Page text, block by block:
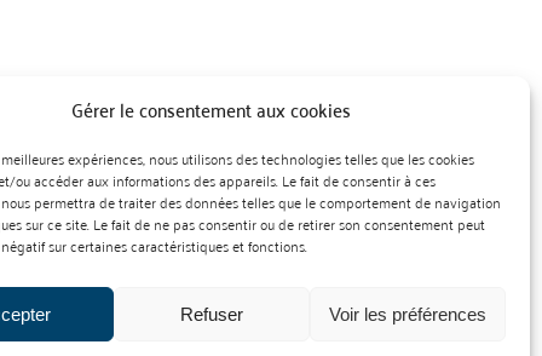
Gérer le consentement aux cookies
expériences, nous utilisons des technologies telles que les cookies
ou accéder aux informations des appareils. Le fait de consentir à ces
permettra de traiter des données telles que le comportement de navigation
sur ce site. Le fait de ne pas consentir ou de retirer son consentement peut
sur certaines caractéristiques et fonctions.
Refuser Voir les préférences
des produits cidricoles Création : Agence Préambulles